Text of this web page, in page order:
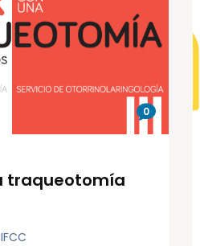
0
traqueotomía
IFCC